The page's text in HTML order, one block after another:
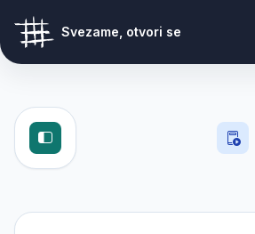
Svezame, otvori se